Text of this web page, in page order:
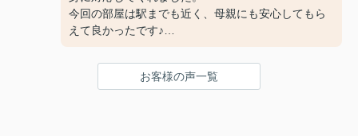
今回の部屋は駅までも近く、母親にも安心してもら
えて良かったです♪
ってます！
ありがとうございました(^^♪
お客様の声一覧